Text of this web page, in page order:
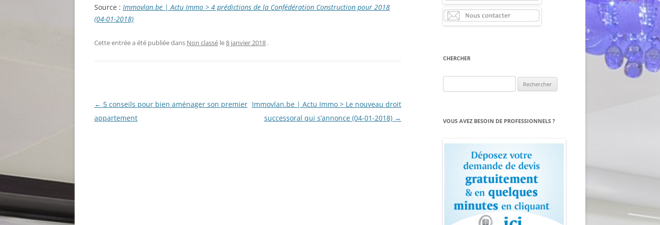
Source : Immovlan.be | Actu Immo > 4 prédictions de la Confédération Construction pour 2018
(04-01-2018)
Cette entrée a été publiée dans Non classé le8 janvier 2018 .
Navigation
des
← 5 conseils pour bien aménager son premier
appartement
Immovlan.be | Actu Immo > Le nouveau droit
successoral qui s’annonce (04-01-2018) →
CHERCHER
VOUS AVEZ BESOIN DE PROFESSIONNELS ?